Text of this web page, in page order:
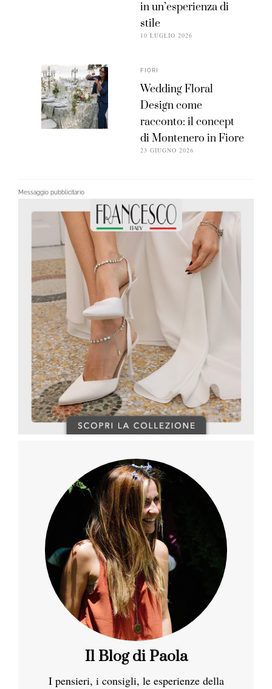
in un’esperienza di
stile
10 LUGLIO 2026
FIORI
Wedding Floral
Design come
racconto: il concept
di Montenero in Fiore
23 GIUGNO 2026
Messaggio pubblicitario
Il Blog di Paola
I pensieri, i consigli, le esperienze della